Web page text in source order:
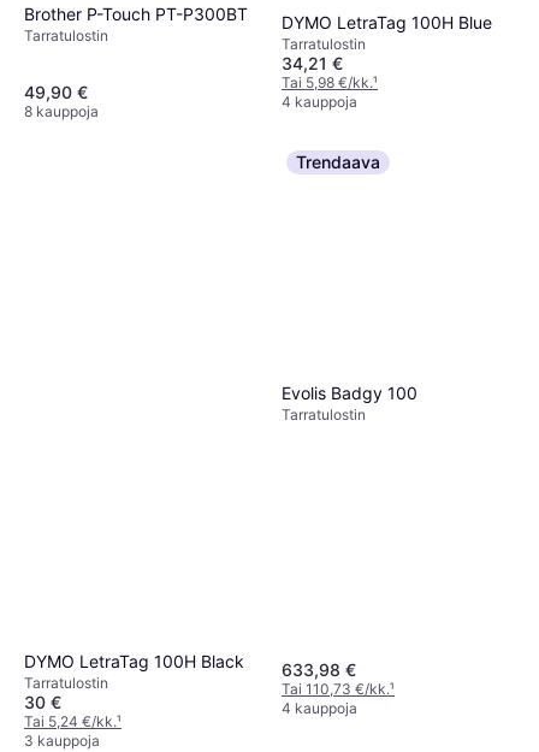
Brother P-Touch PT-P300BT
Tarra­tulostin
49,90 €
8 kauppoja
DYMO LetraTag 100H Blue
Tarra­tulostin
34,21 €
Tai 5,98 €/kk.¹
4 kauppoja
DYMO LetraTag 100H Black
Tarra­tulostin
30 €
Tai 5,24 €/kk.¹
3 kauppoja
Trendaava
Evolis Badgy 100
Tarra­tulostin
633,98 €
Tai 110,73 €/kk.¹
4 kauppoja